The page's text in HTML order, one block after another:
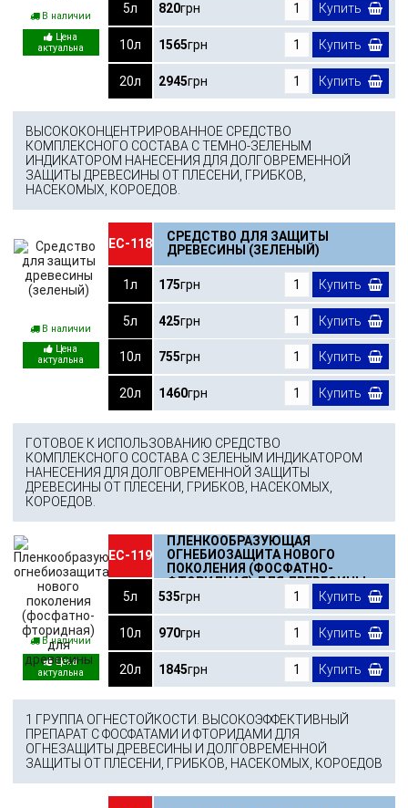
В наличии
5л 820грн Купить
10л 1565грн Купить
20л 2945грн Купить
ВЫСОКОКОНЦЕНТРИРОВАННОЕ СРЕДСТВО
КОМПЛЕКСНОГО СОСТАВА С ТЕМНО-ЗЕЛЕНЫМ
ИНДИКАТОРОМ НАНЕСЕНИЯ ДЛЯ ДОЛГОВРЕМЕННОЙ
ЗАЩИТЫ ДРЕВЕСИНЫ ОТ ПЛЕСЕНИ, ГРИБКОВ,
НАСЕКОМЫХ, КОРОЕДОВ.
В наличии
ЕС-118
СРЕДСТВО ДЛЯ ЗАЩИТЫ
ДРЕВЕСИНЫ (ЗЕЛЕНЫЙ)
1л 175грн Купить
5л 425грн Купить
10л 755грн Купить
20л 1460грн Купить
ГОТОВОЕ К ИСПОЛЬЗОВАНИЮ СРЕДСТВО
КОМПЛЕКСНОГО СОСТАВА С ЗЕЛЕНЫМ ИНДИКАТОРОМ
НАНЕСЕНИЯ ДЛЯ ДОЛГОВРЕМЕННОЙ ЗАЩИТЫ
ДРЕВЕСИНЫ ОТ ПЛЕСЕНИ, ГРИБКОВ, НАСЕКОМЫХ,
КОРОЕДОВ.
В наличии
ЕС-119
ПЛЕНКООБРАЗУЮЩАЯ
ОГНЕБИОЗАЩИТА НОВОГО
ПОКОЛЕНИЯ (ФОСФАТНО-
ФТОРИДНАЯ) ДЛЯ ДРЕВЕСИНЫ
5л
535грн Купить
10л 970грн Купить
20л 1845грн Купить
1 ГРУППА ОГНЕСТОЙКОСТИ. ВЫСОКОЭФФЕКТИВНЫЙ
ПРЕПАРАТ С ФОСФАТАМИ И ФТОРИДАМИ ДЛЯ
ОГНЕЗАЩИТЫ ДРЕВЕСИНЫ И ДОЛГОВРЕМЕННОЙ
ЗАЩИТЫ ОТ ПЛЕСЕНИ, ГРИБКОВ, НАСЕКОМЫХ, КОРОЕДОВ